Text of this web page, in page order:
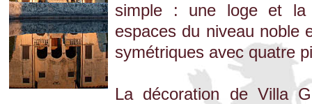
simple : une loge et la
espaces du niveau noble
symétriques avec quatre
La décoration de Villa